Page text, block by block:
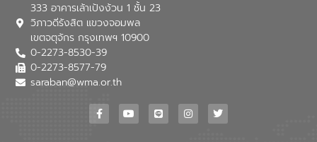
333 อาคารเล้าเป้งง้วน 1 ชั้น 23
วิภาวดีรังสิต แขวงจอมพล
เขตจตุจักร กรุงเทพฯ 10900
0-2273-8530-39
0-2273-8577-79
saraban@wma.or.th